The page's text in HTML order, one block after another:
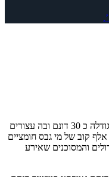
ביולי 2017,בשעות הבוקר בבריכת אגירה שגודלה כ 30 דונם ובה עצורים
קוב של מי גבס חומציים
והמסוכנים שאירע